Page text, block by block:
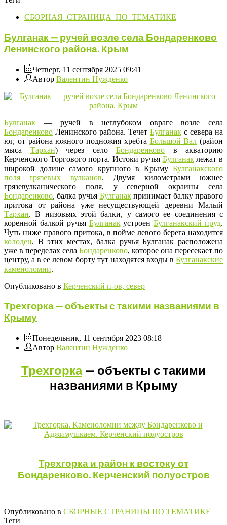
СБОРНАЯ_СТРАНИЦА_ПО_ТЕМАТИКЕ
Булганак — ручей возле села Бондаренково
Ленинского района. Крым
Четверг, 11 сентября 2025 09:41
Автор Валентин Нужденко
Булганак — ручей в неглубоком овраге возле села
Бондаренково Ленинского района. Течет Булганак с севера на
юг, от района южного подножия хребта Большой Вал (район
мыса Тархан) через село Бондаренково в акваторию
Керченского Торгового порта. Истоки ручья Булганаклежат в
широкой долине самого крупного в Крыму Булганакского
поля грязевых вулканов. Двумя километрами южнее
грязевулканического поля, у северной окраины села
Бондаренково, балка ручья Булганакпринимает балку правого
притока от района уже несуществующей деревни Малый
Тархан. В низовьях этой балки, у самого ее соединения с
коренной балкой ручья БулганакустроенБулганакский пруд.
Чуть ниже правого притока, в пойме левого берега находится
колодец. В этих местах, балка ручья Булганак расположена
уже в переделах села Бондаренково, которое она пересекает по
центру, а в ее левом борту тут находятся входы в Булганакские
каменоломни.
Опубликовано в Керченский п-ов, север
Трехгорка — объекты с такими названиями в
Крыму
Понедельник, 11 сентября 2023 08:18
Автор Валентин Нужденко
Трехгорка— объекты с такими
названиями в Крыму
Трехгорка и район к востоку от
Бондаренково. Керченский полуостров
Опубликовано в СБОРНЫЕ СТРАНИЦЫ ПО ТЕМАТИКЕ
Теги